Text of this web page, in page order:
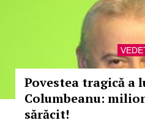
Povestea tragică a
Columbeanu:
sărăcit!